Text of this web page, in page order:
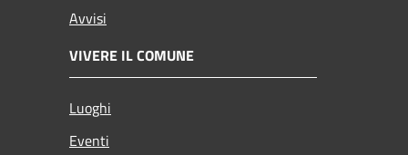
Avvisi
VIVERE IL COMUNE
Luoghi
Eventi